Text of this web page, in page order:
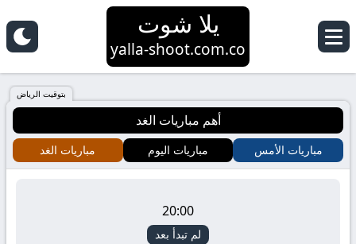
يلا شوت
yalla-shoot.com.co
بتوقيت الرياض
أهم مباريات الغد
مباريات الأمس مباريات اليوم مباريات الغد
20:00
لم تبدأ بعد